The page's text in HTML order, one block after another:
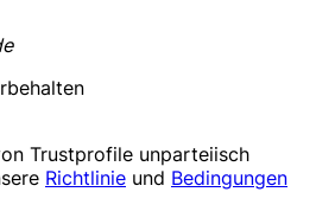
Trustprofile unparteiisch
Richtlinie und Bedingungen